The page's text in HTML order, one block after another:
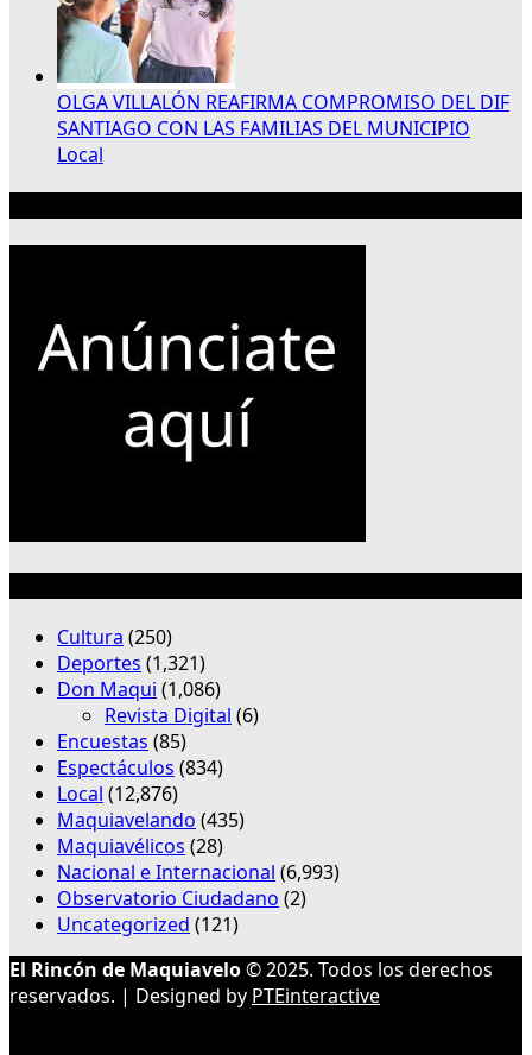
OLGA VILLALÓN REAFIRMA COMPROMISO DEL DIF
SANTIAGO CON LAS FAMILIAS DEL MUNICIPIO
Local
Cultura (250)
Deportes (1,321)
Don Maqui (1,086)
Revista Digital (6)
Encuestas (85)
Espectáculos (834)
Local (12,876)
Maquiavelando (435)
Maquiavélicos (28)
Nacional e Internacional (6,993)
Observatorio Ciudadano (2)
Uncategorized (121)
El Rincón de Maquiavelo© 2025. Todos los derechos
reservados. | Designed by PTEinteractive